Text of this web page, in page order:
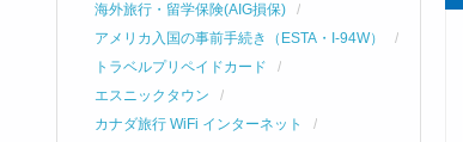
海外旅行・留学保険(AIG損保)
アメリカ入国の事前手続き（ESTA・I-94W）
トラベルプリペイドカード
エスニックタウン
カナダ旅行 WiFi インターネット